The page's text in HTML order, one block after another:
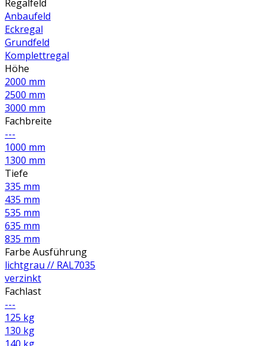
Regalfeld
Anbaufeld
Eckregal
Grundfeld
Komplettregal
Höhe
2000 mm
2500 mm
3000 mm
Fachbreite
---
1000 mm
1300 mm
Tiefe
335 mm
435 mm
535 mm
635 mm
835 mm
Farbe Ausführung
lichtgrau // RAL7035
verzinkt
Fachlast
---
125 kg
130 kg